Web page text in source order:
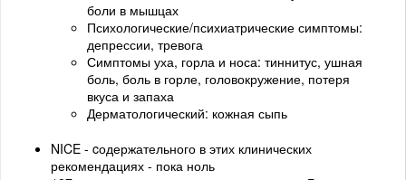
боли в мышцах
Психологические/психиатрические симптомы:
депрессии, тревога
Симптомы уха, горла и носа: тиннитус, ушная
боль, боль в горле, головокружение, потеря
вкуса и запаха
Дерматологический: кожная сыпь
NICE - cодержательного в этих клинических
рекомендациях - пока ноль